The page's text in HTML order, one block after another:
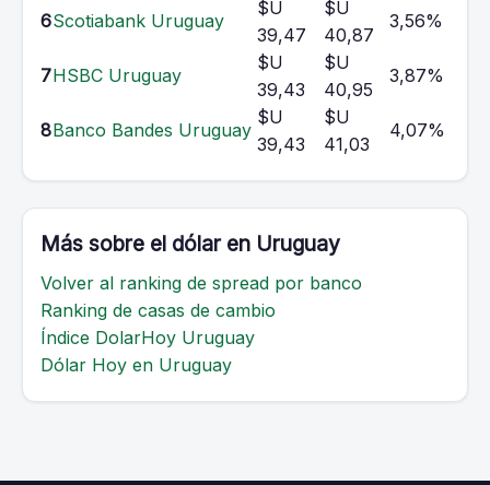
6Scotiabank Uruguay
$U
39,47
$U
40,87
3,56%
7HSBC Uruguay
$U
39,43
$U
40,95
3,87%
8Banco Bandes Uruguay
$U
39,43
$U
41,03
4,07%
Más sobre el dólar en Uruguay
Volver al ranking de spread por banco
Ranking de casas de cambio
Índice DolarHoy Uruguay
Dólar Hoy en Uruguay